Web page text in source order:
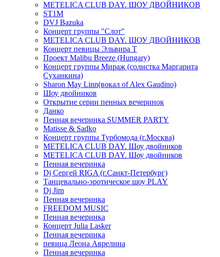
METELICA CLUB DAY. ШОУ ДВОЙНИКОВ
ST1M
DVJ Bazuka
Концерт группы "Слот"
METELICA CLUB DAY. ШОУ ДВОЙНИКОВ
Концерт певицы Эльвира Т
Проект Malibu Breeze (Hungary)
Концерт группы Мираж (солистка Маргарита
Суханкина)
Sharon May Linn(вокал of Alex Gaudino)
Шоу двойников
Открытие серии пенных вечеринок
Данко
Пенная вечеринка SUMMER PARTY
Matisse & Sadko
Концерт группы Турбомода (г.Москва)
METELICA CLUB DAY. Шоу двойников
METELICA CLUB DAY. Шоу двойников
Пенная вечеринка
Dj Сергей RIGA (г.Санкт-Петербург)
Танцевально-эротическое шоу PLAY
Dj Jim
Пенная вечеринка
FREEDOM MUSIC
Пенная вечеринка
Концерт Julia Lasker
Пенная вечеринка
певица Леона Аврелина
Пенная вечеринка